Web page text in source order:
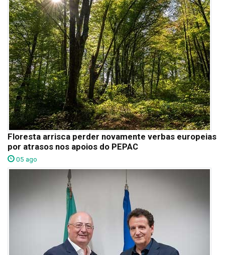
Floresta arrisca perder novamente verbas europeias
por atrasos nos apoios do PEPAC
05 ago